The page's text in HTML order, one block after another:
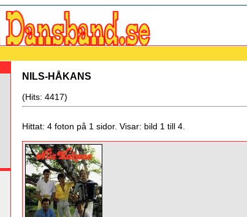
NILS-HÅKANS
(Hits: 4417)
Hittat: 4 foton på 1 sidor. Visar: bild 1 till 4.